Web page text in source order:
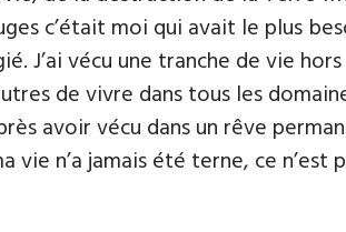
c’était moi qui avait le plus
J’ai vécu une tranche de vie
de vivre dans tous les
avoir vécu dans un rêve
vie n’a jamais été terne, ce